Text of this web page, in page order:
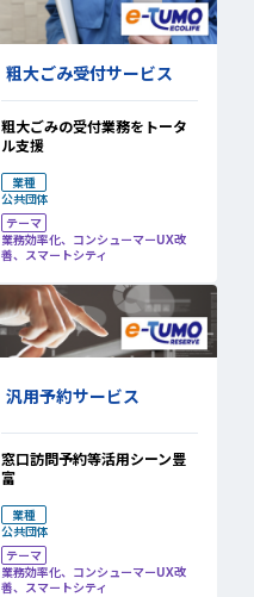
粗大ごみ受付サービス
粗大ごみの受付業務をトータ
ル支援
業種
公共団体
テーマ
業務効率化、コンシューマーUX改
善、スマートシティ
汎用予約サービス
窓口訪問予約等活用シーン豊
富
業種
公共団体
テーマ
業務効率化、コンシューマーUX改
善、スマートシティ